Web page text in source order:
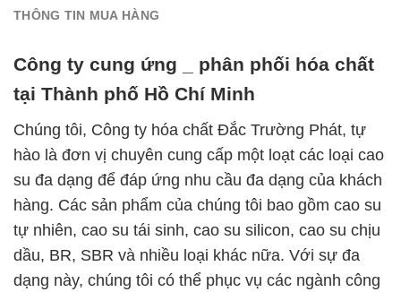
THÔNG TIN MUA HÀNG
Công ty cung ứng _ phân phối hóa chất
tại Thành phố Hồ Chí Minh
Chúng tôi, Công ty hóa chất Đắc Trường Phát, tự
hào là đơn vị chuyên cung cấp một loạt các loại cao
su đa dạng để đáp ứng nhu cầu đa dạng của khách
hàng. Các sản phẩm của chúng tôi bao gồm cao su
tự nhiên, cao su tái sinh, cao su silicon, cao su chịu
dầu, BR, SBR và nhiều loại khác nữa. Với sự đa
dạng này, chúng tôi có thể phục vụ các ngành công